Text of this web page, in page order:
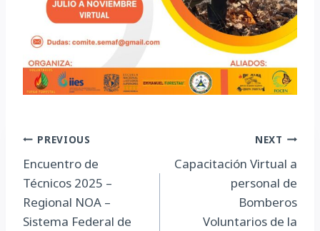
Navegación
de
entradas
PREVIOUS
Encuentro de
Técnicos 2025 –
Regional NOA –
Sistema Federal de
NEXT
Capacitación Virtual a
personal de
Bomberos
Voluntarios de la